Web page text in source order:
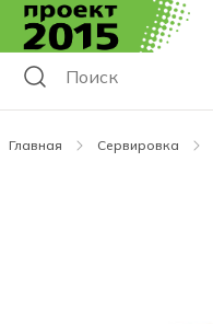
Главная Сервировка